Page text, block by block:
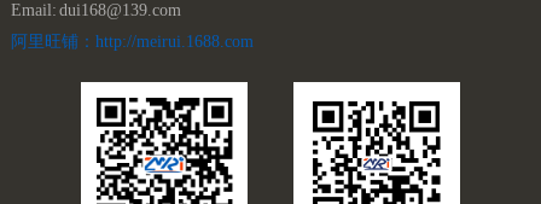
Email: dui168@139.com
阿里旺铺：http://meirui.1688.com